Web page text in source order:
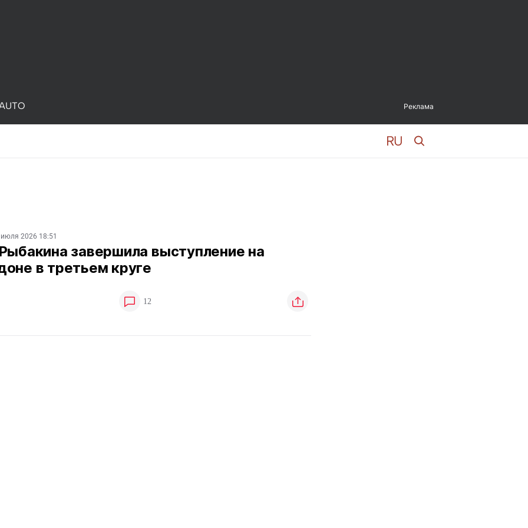
Реклама
2026 18:51
завершила выступление на
в третьем круге
12